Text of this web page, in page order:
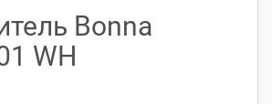
Bonna
WH